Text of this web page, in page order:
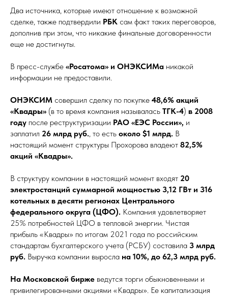
Два источника, которые имеют отношение к возможной
сделке, также подтвердили РБК сам факт таких переговоров,
дополнив при этом, что никакие финальные договоренности
еще не достигнуты.
В пресс-службе «Росатома» и ОНЭКСИМа никакой
информации не предоставили.
ОНЭКСИМ совершил сделку по покупке 48,6% акций
«Квадры» (в то время компания называлась ТГК-4) в 2008
году после реструктуризации РАО «ЕЭС России», и
заплатил 26 млрд руб., то есть около $1 млрд. В
настоящий момент структуры Прохорова владеют 82,5%
акций «Квадры».
В структуру компании в настоящий момент входят 20
электростанций суммарной мощностью 3,12 ГВт и 316
котельных в десяти регионах Центрального
федерального округа (ЦФО). Компания удовлетворяет
25% потребностей ЦФО в тепловой энергии. Чистая
прибыль «Квадры» по итогам 2021 года по российским
стандартам бухгалтерского учета (РСБУ) составила 3 млрд
руб. Выручка компании выросла на 10%, до 62,3 млрд руб.
На Московской бирже ведутся торги обыкновенными и
привилегированными акциями «Квадры». Ее капитализация